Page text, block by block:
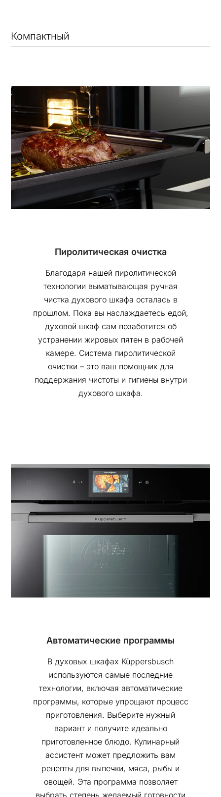
Компактный
Пиролитическая очистка
Благодаря нашей пиролитической
технологии выматывающая ручная
чистка духового шкафа осталась в
прошлом. Пока вы наслаждаетесь едой,
духовой шкаф сам позаботится об
устранении жировых пятен в рабочей
камере. Система пиролитической
очистки – это ваш помощник для
поддержания чистоты и гигиены внутри
духового шкафа.
Автоматические программы
В духовых шкафах Küppersbusch
используются самые последние
технологии, включая автоматические
программы, которые упрощают процесс
приготовления. Выберите нужный
вариант и получите идеально
приготовленное блюдо. Кулинарный
ассистент может предложить вам
рецепты для выпечки, мяса, рыбы и
овощей. Эта программа позволяет
выбрать степень желаемый готовности